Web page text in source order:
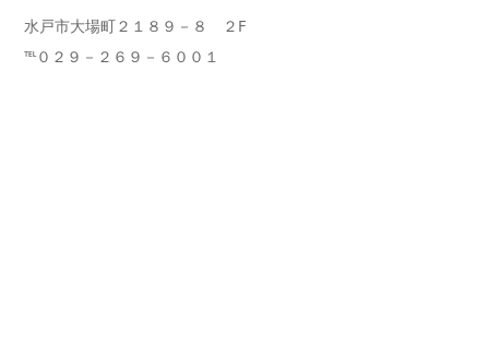
水戸市大場町２１８９－８ ２F
℡０２９－２６９－６００１